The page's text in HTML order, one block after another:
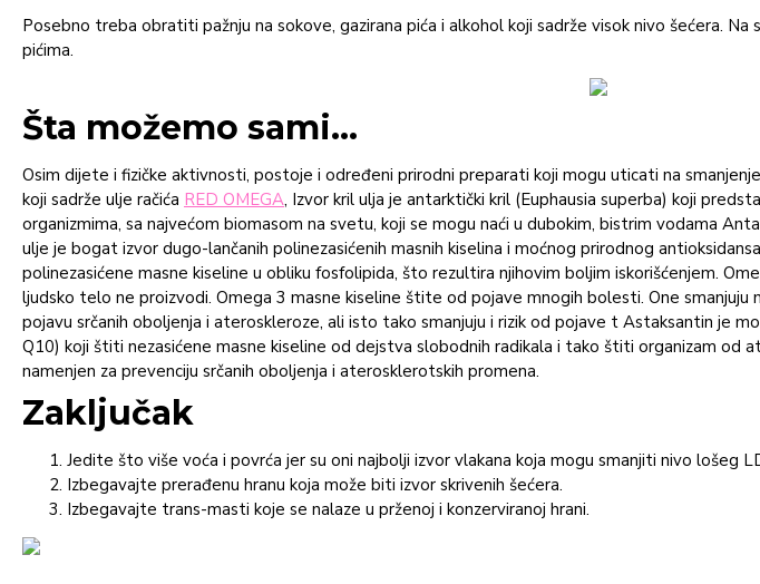
Posebno treba obratiti pažnju na sokove, gazirana pića i alkohol koji sadrže visok nivo šećera. Na
pićima.
Šta možemo sami...
Osim dijete i fizičke aktivnosti, postoje i određeni prirodni preparati koji mogu uticati na
koji sadrže ulje račića RED OMEGA, Izvor kril ulja je antarktički kril (Euphausia superba) koji
organizmima, sa najvećom biomasom na svetu, koji se mogu naći u dubokim, bistrim vodama
ulje je bogat izvor dugo-lančanih polinezasićenih masnih kiselina i moćnog prirodnog
polinezasićene masne kiseline u obliku fosfolipida, što rezultira njihovim boljim iskorišćenjem.
ljudsko telo ne proizvodi. Omega 3 masne kiseline štite od pojave mnogih bolesti. One
pojavu srčanih oboljenja i ateroskleroze, ali isto tako smanjuju i rizik od pojave t Astaksantin je
Q10) koji štiti nezasićene masne kiseline od dejstva slobodnih radikala i tako štiti organizam od
namenjen za prevenciju srčanih oboljenja i aterosklerotskih promena.
Zaključak
Jedite što više voća i povrća jer su oni najbolji izvor vlakana koja mogu smanjiti nivo lošeg
Izbegavajte prerađenu hranu koja može biti izvor skrivenih šećera.
Izbegavajte trans-masti koje se nalaze u prženoj i konzerviranoj hrani.